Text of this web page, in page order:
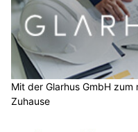
Mit der Glarhus GmbH
Zuhause